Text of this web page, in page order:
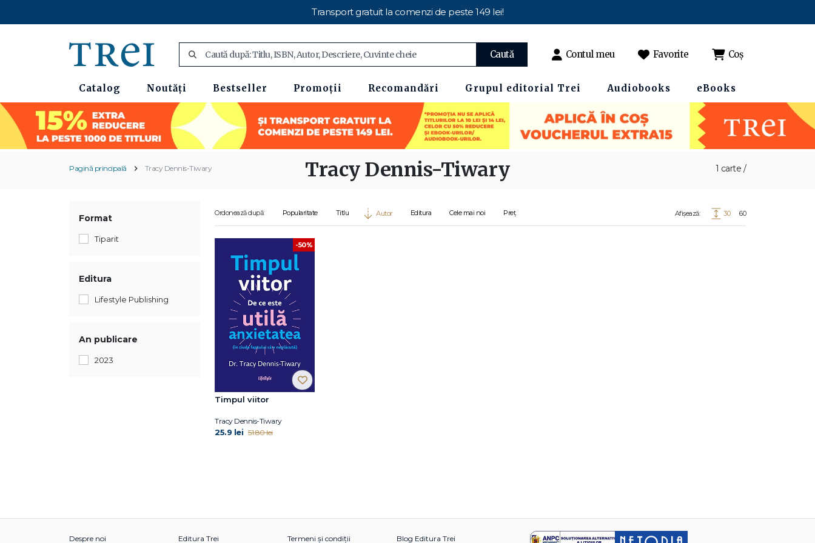
Transport gratuit la comenzi de peste 149 lei!
Caută Contul meu Favorite Coș
Catalog Noutăți Bestseller Promoții Recomandări Grupul editorial Trei Audiobooks eBooks
Pagină principală Tracy Dennis-Tiwary 1 carte /
Tracy Dennis-Tiwary
Format
Tiparit
Editura
Lifestyle Publishing
An publicare
2023
Ordonează după: Popularitate Titlu Autor Editura Cele mai noi Preț Afișează: 30 60
-50%
Timpul viitor
Tracy Dennis-Tiwary
25.9 lei 51.80 lei
Despre noi Editura Trei Termeni și condiții Blog Editura Trei